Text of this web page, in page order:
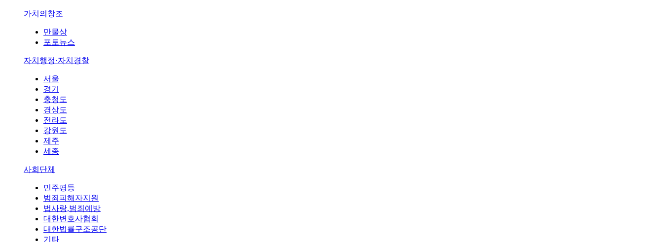
가치의창조
만물상
포토뉴스
자치행정·자치경찰
서울
경기
충청도
경상도
전라도
강원도
제주
세종
사회단체
민주평등
범죄피해자지원
법사랑,범죄예방
대한변호사협회
대한법률구조공단
기타